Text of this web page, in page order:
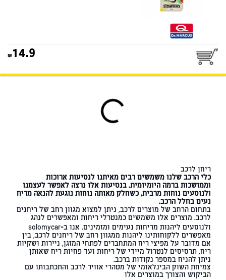
דואר שליחים
25
14.9
ריחן לרכב
כלי הרכב שלנו משמשים רבים מאיתנו לנסיעות ארוכות
וממושכות ברמה היומיומית. בנסיעות אלו נרצה לאפשר לעצמנו
ולנוסעים נוחות מרבית, כשחלק מאותה נוחות נוגעת להנאה מריח
נעים בחלל הרכב.
בתחום הרחב של מוצרים לרכב, ניתן למצוא מגוון רחב של ריחנים
לרכב. מוצרים אלו משמשים כמנטרלי ריחות ומאפשרים לנהג
ולנוסעים ליהנות מריחות נעימים ומזמינים. אנו ב-solomycar
מאפשרים ללקוחותינו ליהנות ממגוון רחב של ריחנים לרכב, בין
אם מדובר על מפיצי ריח המתחברים לפתחי המזגן, ניירות ושקיות
ריח, תרסיסים לנטרול מיידי של ריחות ועד פחיות ריח שאותן
ניתן להניח במספר נקודות ברכב.
צמיחת השוק הבינלאומי של מטהרי אוויר לרכב והתכתבותו עם
הביקוש והצורך במוצרים אלו